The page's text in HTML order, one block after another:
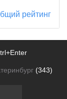
рейтинг
(343)